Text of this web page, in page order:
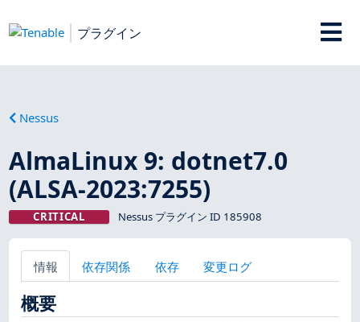
プラグイン
Nessus
AlmaLinux 9: dotnet7.0
(ALSA-2023:7255)
CRITICAL Nessus プラグイン ID 185908
情報 依存関係 依存 変更ログ
概要